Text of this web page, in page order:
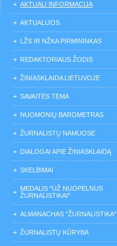
AKTUALI INFORMACIJA
AKTUALIJOS
LŽS IR NŽKA PIRMININKAS
REDAKTORIAUS ŽODIS
ŽINIASKLAIDA LIETUVOJE
SAVAITĖS TEMA
NUOMONIŲ BAROMETRAS
ŽURNALISTŲ NAMUOSE
DIALOGAI APIE ŽINIASKLAIDĄ
SKELBIMAI
MEDALIS "UŽ NUOPELNUS
ŽURNALISTIKAI"
ALMANACHAS "ŽURNALISTIKA"
ŽURNALISTŲ KŪRYBA